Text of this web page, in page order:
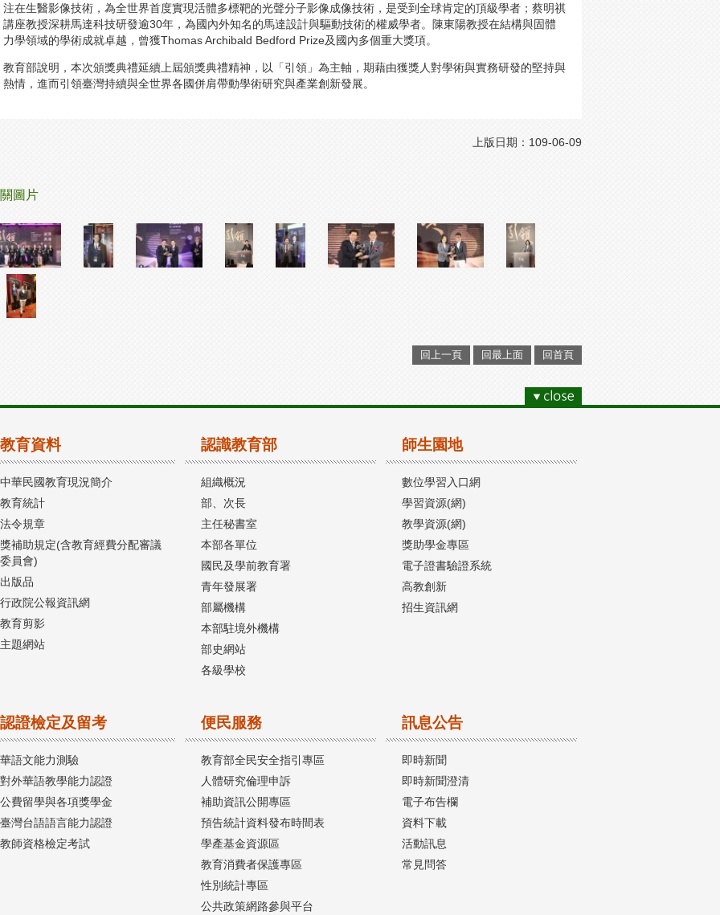
注在生醫影像技術，為全世界首度實現活體多標靶的光聲分子影像成像技術，是受到全球肯定的頂級學者；蔡明祺
講座教授深耕馬達科技研發逾30年，為國內外知名的馬達設計與驅動技術的權威學者。陳東陽教授在結構與固體
力學領域的學術成就卓越，曾獲Thomas Archibald Bedford Prize及國內多個重大獎項。
教育部說明，本次頒獎典禮延續上屆頒獎典禮精神，以「引領」為主軸，期藉由獲獎人對學術與實務研發的堅持與
熱情，進而引領臺灣持續與全世界各國併肩帶動學術研究與產業創新發展。
上版日期：109-06-09
圖片
回上一頁 回最上面 回首頁
教育資料
中華民國教育現況簡介
教育統計
法令規章
獎補助規定(含教育經費分配審議
委員會)
出版品
行政院公報資訊網
教育剪影
主題網站
認識教育部
組織概況
部、次長
主任秘書室
本部各單位
國民及學前教育署
青年發展署
部屬機構
本部駐境外機構
部史網站
各級學校
師生園地
數位學習入口網
學習資源(網)
教學資源(網)
獎助學金專區
電子證書驗證系統
高教創新
招生資訊網
認證檢定及留考
華語文能力測驗
對外華語教學能力認證
公費留學與各項獎學金
臺灣台語語言能力認證
教師資格檢定考試
便民服務
教育部全民安全指引專區
人體研究倫理申訴
補助資訊公開專區
預告統計資料發布時間表
學產基金資源區
教育消費者保護專區
性別統計專區
公共政策網路參與平台
訊息公告
即時新聞
即時新聞澄清
電子布告欄
資料下載
活動訊息
常見問答